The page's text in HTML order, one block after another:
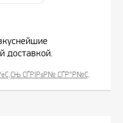
доставкой.
СЃРІРѕР№ СЃР°Р№С‚